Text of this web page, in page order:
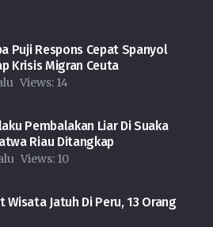
Puji Respons Cepat Spanyol
Krisis Migran Ceuta
Views: 14
Pembalakan Liar Di Suaka
Riau Ditangkap
Views: 10
Wisata Jatuh Di Peru, 13 Orang